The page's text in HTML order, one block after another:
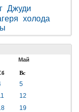
Джуди
холода
Май
Вс
5
12
19